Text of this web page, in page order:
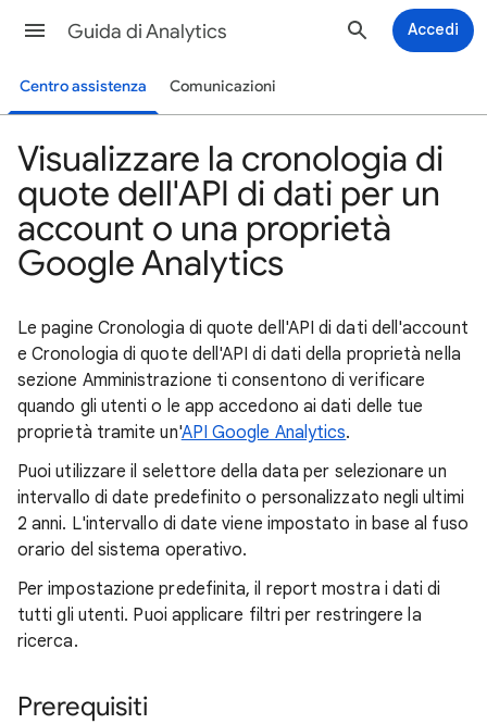
Guida di Analytics Accedi
Centro assistenza Comunicazioni
Visualizzare la cronologia di
quote dell'API di dati per un
account o una proprietà
Google Analytics
Le pagine Cronologia di quote dell'API di dati dell'account
e Cronologia di quote dell'API di dati della proprietà nella
sezione Amministrazione ti consentono di verificare
quando gli utenti o le app accedono ai dati delle tue
proprietà tramite un'API Google Analytics.
Puoi utilizzare il selettore della data per selezionare un
intervallo di date predefinito o personalizzato negli ultimi
2 anni. L'intervallo di date viene impostato in base al fuso
orario del sistema operativo.
Per impostazione predefinita, il report mostra i dati di
tutti gli utenti. Puoi applicare filtri per restringere la
ricerca.
Prerequisiti